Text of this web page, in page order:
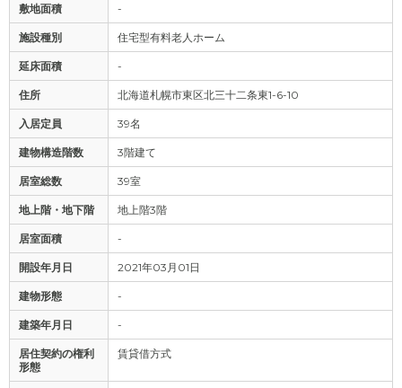
敷地面積 -
施設種別 住宅型有料老人ホーム
延床面積 -
住所 北海道札幌市東区北三十二条東1-6-10
入居定員 39名
建物構造階数 3階建て
居室総数 39室
地上階・地下階 地上階3階
居室面積 -
開設年月日 2021年03月01日
建物形態 -
建築年月日 -
居住契約の権利
形態
賃貸借方式